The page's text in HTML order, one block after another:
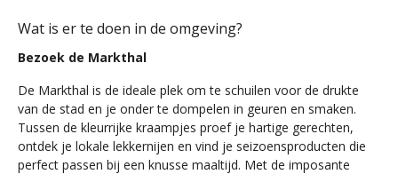
Wat is er te doen in de omgeving?
Bezoek de Markthal
De Markthal is de ideale plek om te schuilen voor de drukte
van de stad en je onder te dompelen in geuren en smaken.
Tussen de kleurrijke kraampjes proef je hartige gerechten,
ontdek je lokale lekkernijen en vind je seizoensproducten die
perfect passen bij een knusse maaltijd. Met de imposante